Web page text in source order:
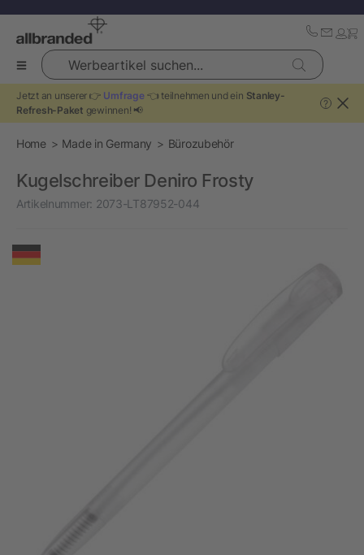
Werbeartikel suchen...
Jetzt an unserer 👉 Umfrage👈 teilnehmen und ein Stanley-
Refresh-Paket gewinnen! 📢
?
Home Made in Germany Bürozubehör
Kugelschreiber Deniro Frosty
Artikelnummer: 2073-LT87952-044